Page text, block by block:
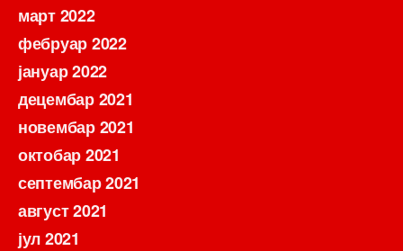
март 2022
фебруар 2022
јануар 2022
децембар 2021
новембар 2021
октобар 2021
септембар 2021
август 2021
јул 2021